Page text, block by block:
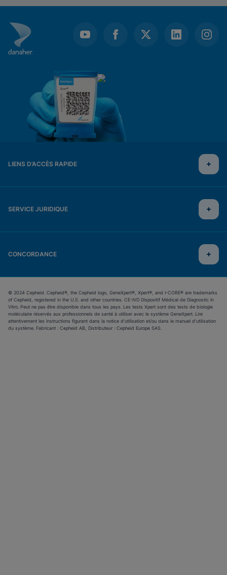
LIENS D’ACCÈS RAPIDE
SERVICE JURIDIQUE
CONCORDANCE
© 2024 Cepheid. Cepheid®, the Cepheid logo, GeneXpert®, Xpert®, and I-CORE® are trademarks
of Cepheid, registered in the U.S. and other countries. CE-IVD Dispositif Médical de Diagnostic In
Vitro. Peut ne pas être disponible dans tous les pays. Les tests Xpert sont des tests de biologie
moléculaire réservés aux professionnels de santé à utiliser avec le système GeneXpert. Lire
attentivement les instructions figurant dans la notice d’utilisation et/ou dans le manuel d’utilisation
du système. Fabricant : Cepheid AB, Distributeur : Cepheid Europe SAS.